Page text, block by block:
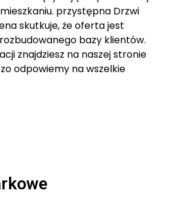
przystępna Drzwi
skutkuje, że oferta jest
bazy klientów.
znajdziesz na naszej stronie
odpowiemy na wszelkie